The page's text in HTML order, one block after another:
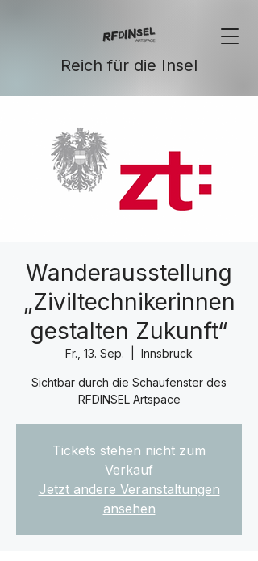
Reich für die Insel
Wanderausstellung
„Ziviltechnikerinnen
gestalten Zukunft“
Fr., 13. Sep. Innsbruck
Sichtbar durch die Schaufenster des
RFDINSEL Artspace
Tickets stehen nicht zum
Verkauf
Jetzt andere Veranstaltungen
ansehen